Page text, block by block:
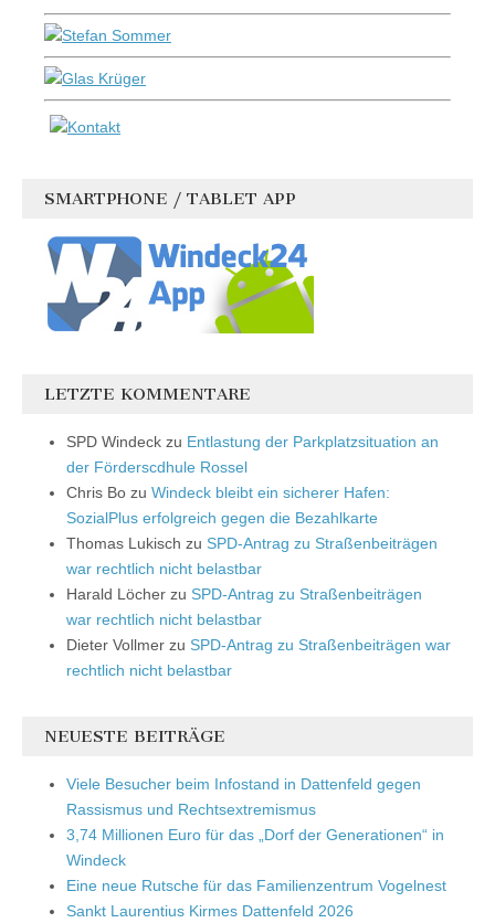
SMARTPHONE / TABLET APP
LETZTE KOMMENTARE
SPD Windeck zu Entlastung der Parkplatzsituation an
der Förderscdhule Rossel
Chris Bo zu Windeck bleibt ein sicherer Hafen:
SozialPlus erfolgreich gegen die Bezahlkarte
Thomas Lukisch zu SPD-Antrag zu Straßenbeiträgen
war rechtlich nicht belastbar
Harald Löcher zu SPD-Antrag zu Straßenbeiträgen
war rechtlich nicht belastbar
Dieter Vollmer zu SPD-Antrag zu Straßenbeiträgen war
rechtlich nicht belastbar
NEUESTE BEITRÄGE
Viele Besucher beim Infostand in Dattenfeld gegen
Rassismus und Rechtsextremismus
3,74 Millionen Euro für das „Dorf der Generationen“ in
Windeck
Eine neue Rutsche für das Familienzentrum Vogelnest
Sankt Laurentius Kirmes Dattenfeld 2026